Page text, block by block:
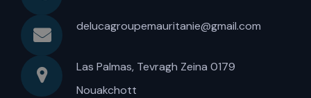
delucagroupemauritanie@gmail.com
Las Palmas, Tevragh Zeina 0179
Nouakchott